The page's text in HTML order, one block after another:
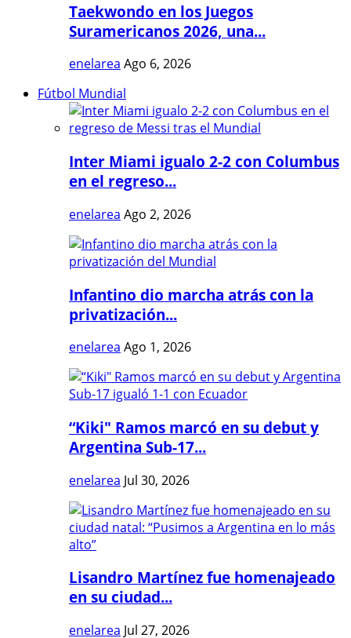
Taekwondo en los Juegos
Suramericanos 2026, una...
enelarea Ago 6, 2026
Fútbol Mundial
Inter Miami igualo 2-2 con Columbus
en el regreso...
enelarea Ago 2, 2026
Infantino dio marcha atrás con la
privatización...
enelarea Ago 1, 2026
“Kiki" Ramos marcó en su debut y
Argentina Sub-17...
enelarea Jul 30, 2026
Lisandro Martínez fue homenajeado
en su ciudad...
enelarea Jul 27, 2026